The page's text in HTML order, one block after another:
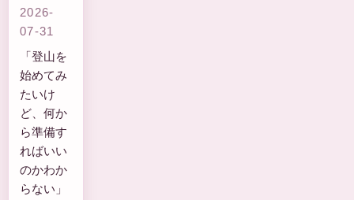
2026-
07-31
「登山を
始めてみ
たいけ
ど、何か
ら準備す
ればいい
のかわか
らない」